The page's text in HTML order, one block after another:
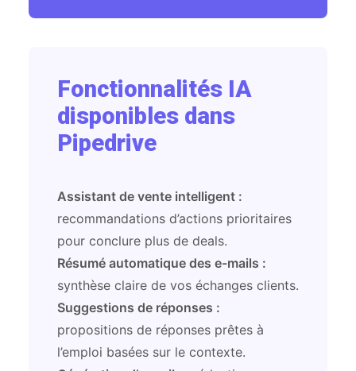
Fonctionnalités IA
disponibles dans
Pipedrive
Assistant de vente intelligent :
recommandations d’actions prioritaires
pour conclure plus de deals.
Résumé automatique des e-mails :
synthèse claire de vos échanges clients.
Suggestions de réponses :
propositions de réponses prêtes à
l’emploi basées sur le contexte.